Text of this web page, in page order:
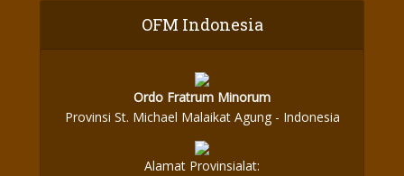
OFM Indonesia
Ordo Fratrum Minorum
Provinsi St. Michael Malaikat Agung - Indonesia
Alamat Provinsialat: